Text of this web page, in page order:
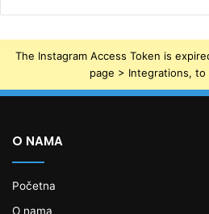
The Instagram Access Token is
page > Integrations,
O NAMA
Početna
O nama